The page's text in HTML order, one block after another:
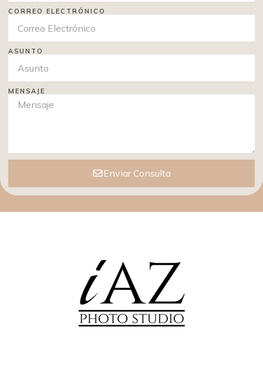
CORREO ELECTRÓNICO
ASUNTO
MENSAJE
Enviar Consulta